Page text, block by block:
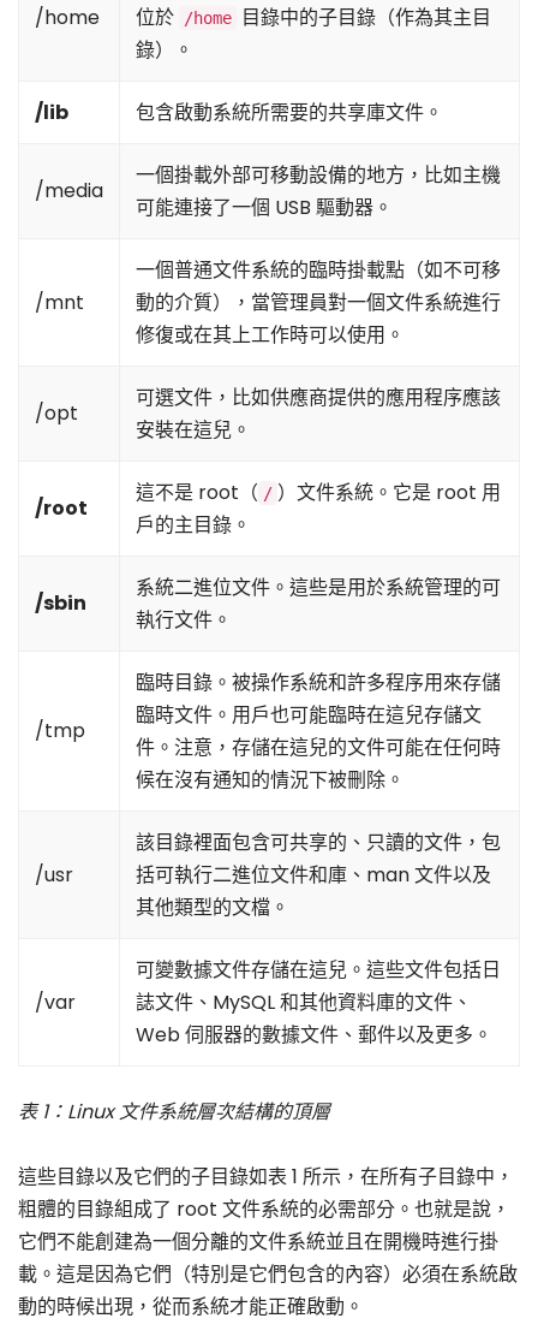
/home
位於
/home
目錄中的子目錄（作為其主目
錄）。
/lib 包含啟動系統所需要的共享庫文件。
/media
一個掛載外部可移動設備的地方，比如主機
可能連接了一個 USB 驅動器。
/mnt
一個普通文件系統的臨時掛載點（如不可移
動的介質），當管理員對一個文件系統進行
修復或在其上工作時可以使用。
/opt
可選文件，比如供應商提供的應用程序應該
安裝在這兒。
/root
這不是 root（ / ）文件系統。它是 root 用
戶的主目錄。
/sbin
系統二進位文件。這些是用於系統管理的可
執行文件。
/tmp
臨時目錄。被操作系統和許多程序用來存儲
臨時文件。用戶也可能臨時在這兒存儲文
件。注意，存儲在這兒的文件可能在任何時
候在沒有通知的情況下被刪除。
/usr
該目錄裡面包含可共享的、只讀的文件，包
括可執行二進位文件和庫、man 文件以及
其他類型的文檔。
/var
可變數據文件存儲在這兒。這些文件包括日
誌文件、MySQL 和其他資料庫的文件、
Web 伺服器的數據文件、郵件以及更多。
表 1：Linux 文件系統層次結構的頂層
這些目錄以及它們的子目錄如表 1 所示，在所有子目錄中，
粗體的目錄組成了 root 文件系統的必需部分。也就是說，
它們不能創建為一個分離的文件系統並且在開機時進行掛
載。這是因為它們（特別是它們包含的內容）必須在系統啟
動的時候出現，從而系統才能正確啟動。